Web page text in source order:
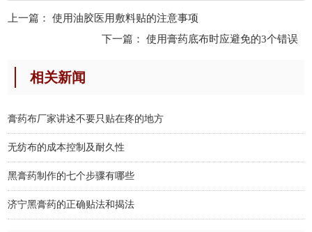
上一篇： 使用油胶医用敷料贴的注意事项
下一篇：使用膏药底布时应避免的3个错误
相关新闻
膏药布厂家讲述不要只贴在疼的地方
无纺布的成本控制及耐久性
黑膏药制作的七个步骤有哪些
济宁黑膏药的正确贴法和揭法